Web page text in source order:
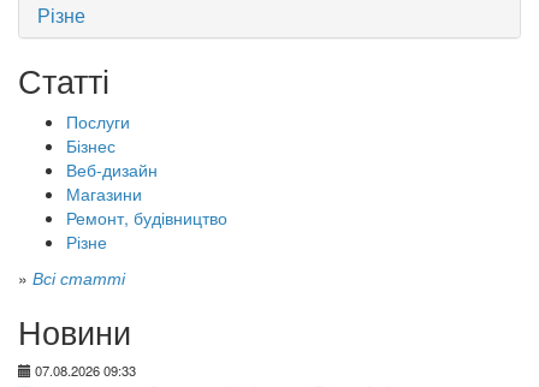
Різне
Статті
Послуги
Бізнес
Веб-дизайн
Магазини
Ремонт, будівництво
Різне
» Всі статті
Новини
07.08.2026 09:33